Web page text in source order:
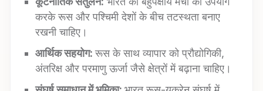
करके रूस और पश्चिमी देशों के बीच तटस्थता बनाए
रखनी चाहिए।
आर्थिक सहयोग:रूस के साथ व्यापार को प्रौद्योगिकी,
अंतरिक्ष और परमाणु ऊर्जा जैसे क्षेत्रों में बढ़ाना चाहिए।